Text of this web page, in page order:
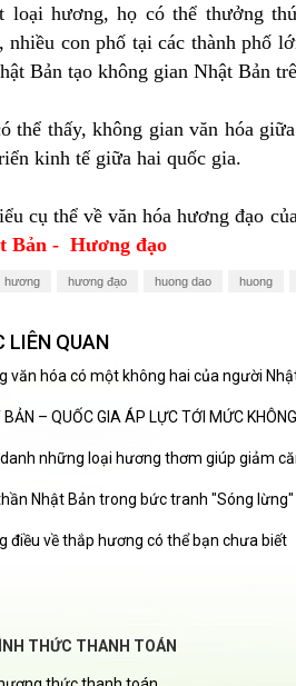
loại hương, họ có thể thưởng
nhiều con phố tại các thành phố
Bản tạo không gian Nhật Bản
thể thấy, không gian văn hóa
kinh tế giữa hai quốc gia.
cụ thể về văn hóa hương đạo
Bản - Hương đạo
hương hương đạo huong dao huong
LIÊN QUAN
văn hóa có một không hai của người
BẢN – QUỐC GIA ÁP LỰC TỚI MỨC
những loại hương thơm giúp giảm
Nhật Bản trong bức tranh "Sóng lừng"
điều về thắp hương có thể bạn chưa biết
THỨC THANH TOÁN